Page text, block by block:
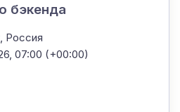
бэкенда
Россия
07:00 (+00:00)